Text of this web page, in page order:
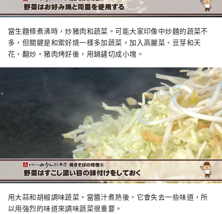
當生麵條煮沸時，炒豬肉和蔬菜。可能大家印像中炒麵的蔬菜不
多，但關鍵是和禦好燒一樣多加蔬菜。加入高麗菜、豆芽和天
花，翻炒。豬肉烤好後，用鍋鏟切成小塊。
用大蒜和胡椒調味蔬菜。當醬汁煮熟後，它會失去一些味道，所
以用強烈的味道來調味蔬菜很重要。